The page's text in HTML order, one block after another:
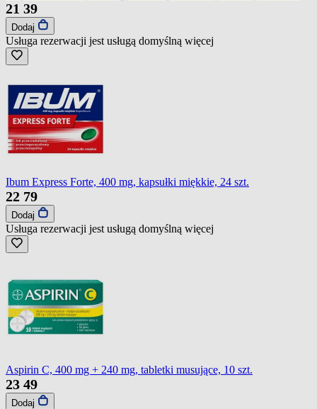
21 39
Dodaj
Usługa rezerwacji jest usługą domyślną więcej
Ibum Express Forte, 400 mg, kapsułki miękkie, 24 szt.
22 79
Dodaj
Usługa rezerwacji jest usługą domyślną więcej
Aspirin C, 400 mg + 240 mg, tabletki musujące, 10 szt.
23 49
Dodaj